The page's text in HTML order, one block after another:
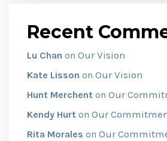
Recent
Lu Chan on Our Vision
Kate Lisson on Our Vision
Hunt Merchent on Our
Kendy Hurt on Our
Rita Morales on Our